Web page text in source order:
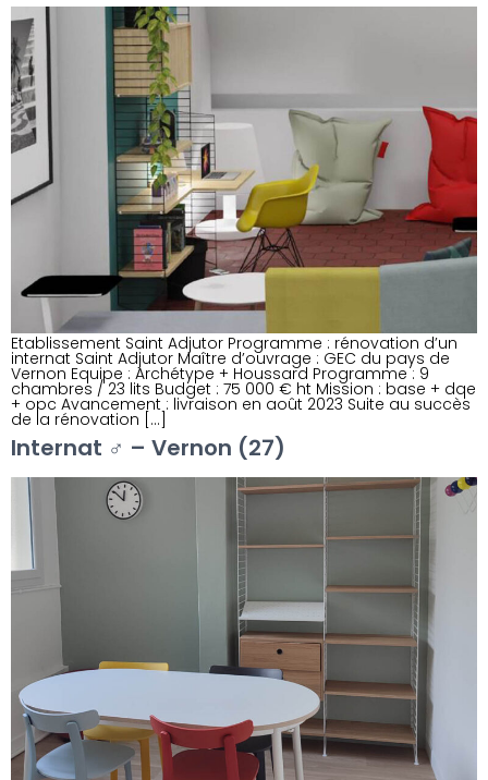
Etablissement Saint Adjutor Programme : rénovation d’un
internat Saint Adjutor Maître d’ouvrage : GEC du pays de
Vernon Equipe : Archétype + Houssard Programme : 9
chambres / 23 lits Budget : 75 000 € ht Mission : base + dqe
+ opc Avancement : livraison en août 2023 Suite au succès
de la rénovation […]
Internat ♂ – Vernon (27)